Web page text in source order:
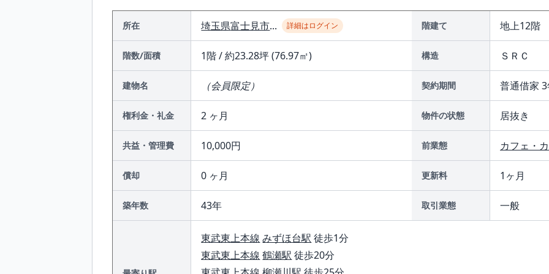
所在 埼玉県富士見市... 詳細はログイン 階建て 地上12階
階数/面積 1階 / 約23.28坪 (76.97㎡) 構造 ＳＲＣ
建物名 （会員限定） 契約期間 普通借家
権利金・礼金 2 ヶ月 物件の状態 居抜き
共益・管理費 10,000円 前業態 カフェ・
償却 0 ヶ月 更新料 1ヶ月
築年数 43年 取引業態 一般
東武東上本線 みずほ台駅 徒歩1分
東武東上本線 鶴瀬駅 徒歩20分